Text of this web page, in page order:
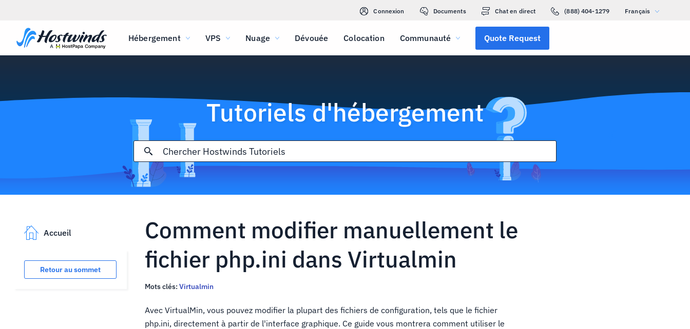
Connexion Documents Chat en direct (888) 404-1279 Français
Hébergement VPS Nuage Dévouée Colocation Communauté Quote Request
Tutoriels d'hébergement
Accueil
Retour au sommet
Comment modifier manuellement le
fichier php.ini dans Virtualmin
Mots clés: Virtualmin
Avec VirtualMin, vous pouvez modifier la plupart des fichiers de configuration, tels que le fichier
php.ini, directement à partir de l'interface graphique. Ce guide vous montrera comment utiliser le